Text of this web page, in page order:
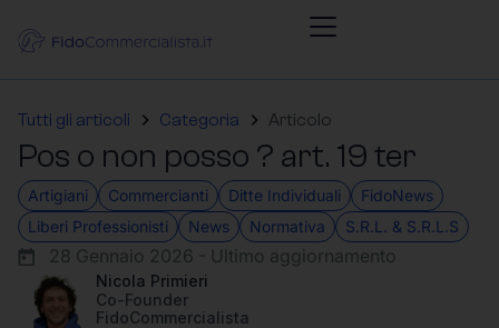
Tutti gli articoli Categoria Articolo
Pos o non posso ? art. 19 ter
Artigiani Commercianti Ditte Individuali
FidoNews
Liberi Professionisti
News Normativa S.R.L. & S.R.L.S
28 Gennaio 2026 - Ultimo aggiornamento
Nicola Primieri
Co-Founder
FidoCommercialista